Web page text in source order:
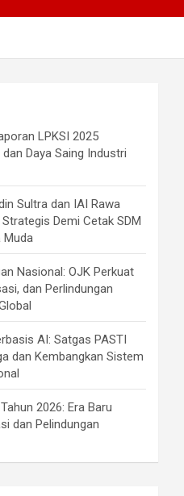
LPKSI 2025
Daya Saing Industri
Sultra dan IAI Rawa
Demi Cetak SDM
Muda
Nasional: OJK Perkuat
dan Perlindungan
AI: Satgas PASTI
dan Kembangkan Sistem
2026: Era Baru
dan Pelindungan